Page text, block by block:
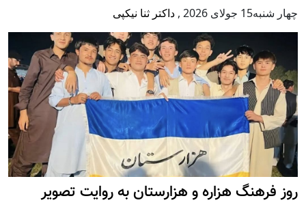
چهار شنبه15 جولای 2026 , داکتر ثنا نیکپی
روز فرهنگ هزاره و هزارستان به روایت تصویر